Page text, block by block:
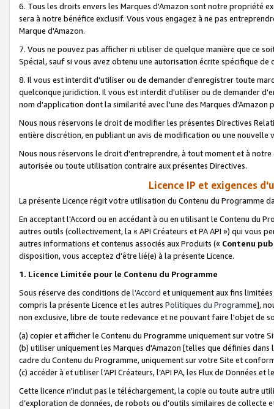
6. Tous les droits envers les Marques d'Amazon sont notre propriété
sera à notre bénéfice exclusif. Vous vous engagez à ne pas
Marque d'Amazon.
7. Vous ne pouvez pas afficher ni utiliser de quelque manière que ce
Spécial, sauf si vous avez obtenu une autorisation écrite spécifique de
8. Il vous est interdit d'utiliser ou de demander d'enregistrer toute
quelconque juridiction. Il vous est interdit d'utiliser ou de demander
nom d'application dont la similarité avec l'une des Marques
Nous nous réservons le droit de modifier les présentes Directives
entière discrétion, en publiant un avis de modification ou une nouvelle
Nous nous réservons le droit d'entreprendre, à tout moment et à
autorisée ou toute utilisation contraire aux présentes Directives.
Licence IP et exigences
La présente Licence régit votre utilisation du Contenu du Programme
En acceptant l'Accord ou en accédant à ou en utilisant le Contenu du
autres outils (collectivement, la « API Créateurs et PA API ») qui vous
autres informations et contenus associés aux Produits (« Contenu
disposition, vous acceptez d'être lié(e) à la présente Licence.
1. Licence Limitée pour le Contenu du Programme
Sous réserve des conditions de l'Accord et uniquement aux fins
compris la présente Licence et les autres Politiques du Programme],
non exclusive, libre de toute redevance et ne pouvant faire l'objet de
(a) copier et afficher le Contenu du Programme uniquement sur votre
(b) utiliser uniquement les Marques d'Amazon [telles que définies dans
cadre du Contenu du Programme, uniquement sur votre Site et
(c) accéder à et utiliser l’API Créateurs, l’API PA, les Flux de Données
Cette licence n'inclut pas le téléchargement, la copie ou toute autre
d’exploration de données, de robots ou d’outils similaires de